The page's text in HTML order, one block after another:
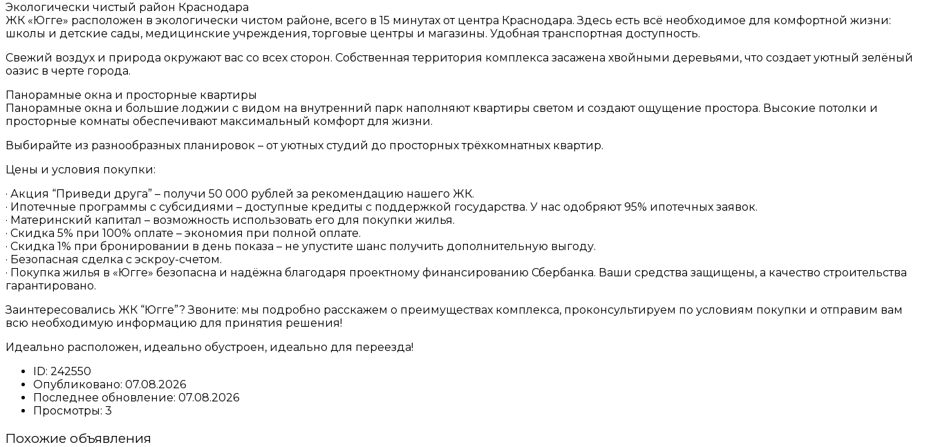
Экологически чистый район Краснодара
ЖК «Югге» расположен в экологически чистом районе, всего в 15 минутах от центра Краснодара. Здесь есть всё необходимое для комфортной жизни:
школы и детские сады, медицинские учреждения, торговые центры и магазины. Удобная транспортная доступность.
Свежий воздух и природа окружают вас со всех сторон. Собственная территория комплекса засажена хвойными деревьями, что создает уютный зелёный
оазис в черте города.
Панорамные окна и просторные квартиры
Панорамные окна и большие лоджии с видом на внутренний парк наполняют квартиры светом и создают ощущение простора. Высокие потолки и
просторные комнаты обеспечивают максимальный комфорт для жизни.
Выбирайте из разнообразных планировок – от уютных студий до просторных трёхкомнатных квартир.
Цены и условия покупки:
· Акция “Приведи друга” – получи 50 000 рублей за рекомендацию нашего ЖК.
· Ипотечные программы с субсидиями – доступные кредиты с поддержкой государства. У нас одобряют 95% ипотечных заявок.
· Материнский капитал – возможность использовать его для покупки жилья.
· Скидка 5% при 100% оплате – экономия при полной оплате.
· Скидка 1% при бронировании в день показа – не упустите шанс получить дополнительную выгоду.
· Безопасная сделка с эскроу-счетом.
· Покупка жилья в «Югге» безопасна и надёжна благодаря проектному финансированию Сбербанка. Ваши средства защищены, а качество строительства
гарантировано.
Заинтересовались ЖК “Югге”? Звоните: мы подробно расскажем о преимуществах комплекса, проконсультируем по условиям покупки и отправим вам
всю необходимую информацию для принятия решения!
Идеально расположен, идеально обустроен, идеально для переезда!
ID: 242550
Опубликовано: 07.08.2026
Последнее обновление: 07.08.2026
Просмотры: 3
Похожие объявления